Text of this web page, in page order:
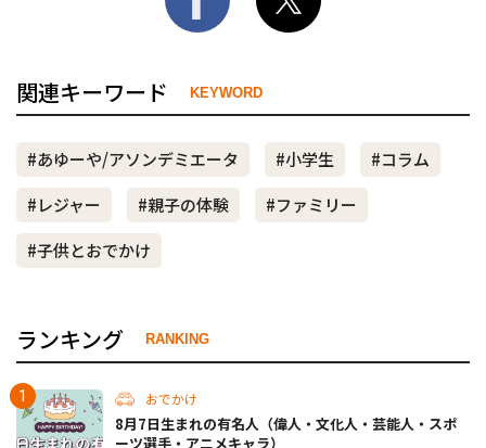
関連キーワード KEYWORD
#あゆーや/アソンデミエータ #小学生
#コラム
#レジャー
#親子の体験
#ファミリー
#子供とおでかけ
ランキング RANKING
おでかけ
8月7日生まれの有名人（偉人・文化人・芸能人・スポ
ーツ選手・アニメキャラ）